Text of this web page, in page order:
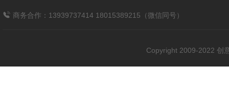
商务合作：13939737414 18015389215（微信同号）
Copyright 2009-2022 创